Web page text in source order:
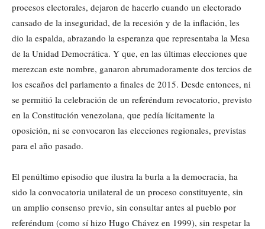
procesos electorales, dejaron de hacerlo cuando un electorado
cansado de la inseguridad, de la recesión y de la inflación, les
dio la espalda, abrazando la esperanza que representaba la Mesa
de la Unidad Democrática. Y que, en las últimas elecciones que
merezcan este nombre, ganaron abrumadoramente dos tercios de
los escaños del parlamento a finales de 2015. Desde entonces, ni
se permitió la celebración de un referéndum revocatorio, previsto
en la Constitución venezolana, que pedía lícitamente la
oposición, ni se convocaron las elecciones regionales, previstas
para el año pasado.
El penúltimo episodio que ilustra la burla a la democracia, ha
sido la convocatoria unilateral de un proceso constituyente, sin
un amplio consenso previo, sin consultar antes al pueblo por
referéndum (como sí hizo Hugo Chávez en 1999), sin respetar la